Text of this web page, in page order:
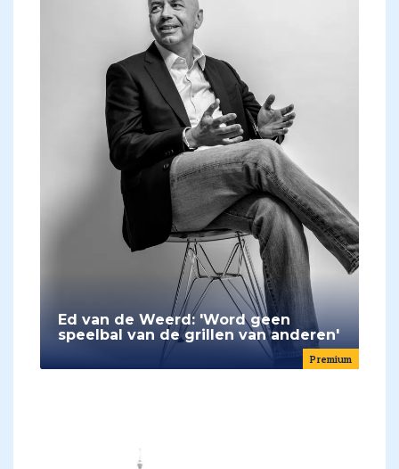
Premium
Ed van de Weerd: 'Word geen
speelbal van de grillen van anderen'